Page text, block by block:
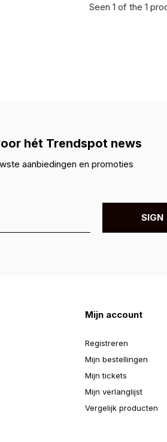
Seen 1 of the 1
hét Trendspot news
aanbiedingen en promoties
SIGN
Mijn account
Registreren
Mijn bestellingen
Mijn tickets
Mijn verlanglijst
Vergelijk producten